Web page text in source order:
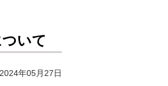
いて
年05月27日